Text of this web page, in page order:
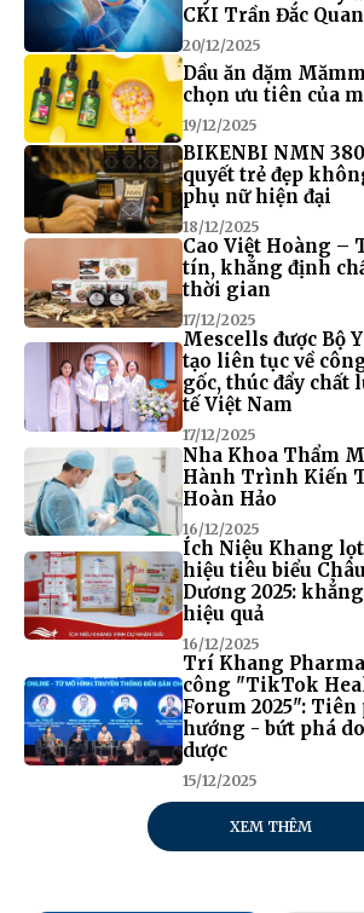
CKI Trần Đắc
20/12/2025
Dầu ăn dặm
chọn ưu tiên của
19/12/2025
BIKENBI NMN
quyết trẻ đẹp
phụ nữ hiện đại
18/12/2025
Cao Việt Hoàng –
tín, khẳng định
thời gian
17/12/2025
Mescells được Bộ
tạo liên tục về
gốc, thúc đẩy chất
tế Việt Nam
17/12/2025
Nha Khoa Thẩm
Hành Trình Kiến
Hoàn Hảo
16/12/2025
Ích Niệu Khang
hiệu tiêu biểu
Dương 2025:
hiệu quả
16/12/2025
Trí Khang
công "TikTok
Forum 2025":
hướng - bứt phá
dược
15/12/2025
XEM THÊM